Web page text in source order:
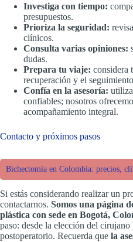
Investiga con tiempo:
presupuestos.
Prioriza la seguridad:
clínicos.
Consulta varias opiniones:
dudas.
Prepara tu viaje: considera
recuperación y el
Confía en la asesoría:
confiables; nosotros
acompañamiento integral.
Contacto y próximos pasos
Bichectomía en Colombia: precios,
Si estás considerando realizar un
contactarnos. Somos una página
plástica con sede en Bogotá,
paso: desde la elección del cirujano
postoperatorio. Recuerda que la